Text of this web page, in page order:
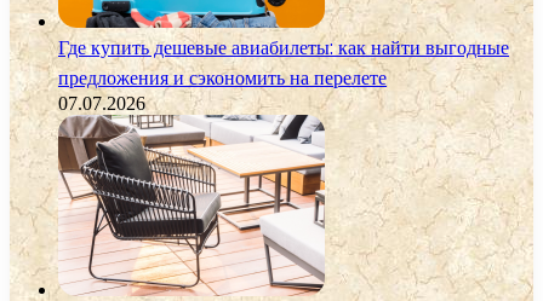
Где купить дешевые авиабилеты: как найти выгодные
предложения и сэкономить на перелете
07.07.2026